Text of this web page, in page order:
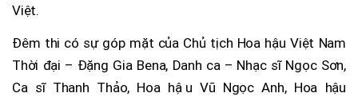
Việt.
Đêm thi có sự góp mặt của Chủ tịch Hoa hậu Việt Nam
Thời đại – Đặng Gia Bena, Danh ca – Nhạc sĩ Ngọc Sơn,
Ca sĩ Thanh Thảo, Hoa hậu Vũ Ngọc Anh, Hoa hậu